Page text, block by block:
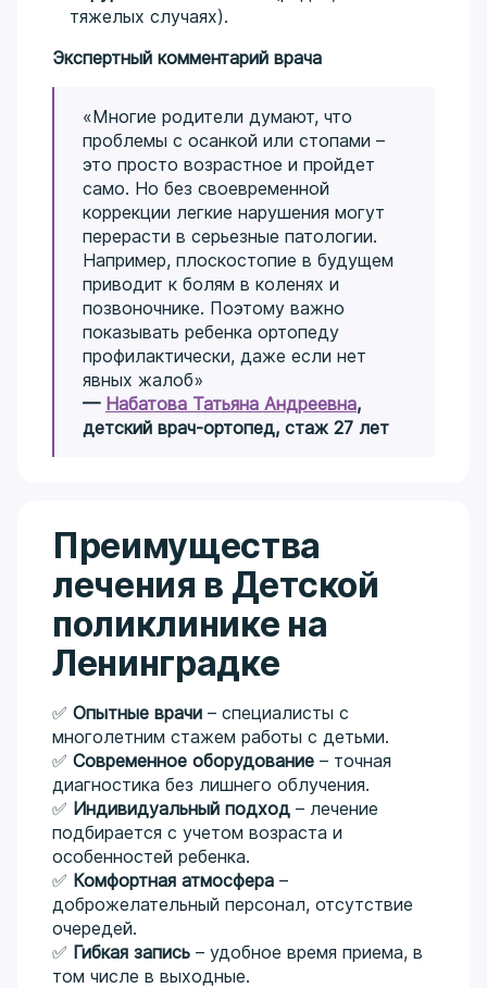
тяжелых случаях).
Экспертный комментарий врача
«Многие родители думают, что
проблемы с осанкой или стопами –
это просто возрастное и пройдет
само. Но без своевременной
коррекции легкие нарушения могут
перерасти в серьезные патологии.
Например, плоскостопие в будущем
приводит к болям в коленях и
позвоночнике. Поэтому важно
показывать ребенка ортопеду
профилактически, даже если нет
явных жалоб»
— Набатова Татьяна Андреевна,
детский врач-ортопед, стаж 27 лет
Преимущества
лечения в Детской
поликлинике на
Ленинградке
✅ Опытные врачи – специалисты с
многолетним стажем работы с детьми.
✅ Современное оборудование – точная
диагностика без лишнего облучения.
✅ Индивидуальный подход – лечение
подбирается с учетом возраста и
особенностей ребенка.
✅ Комфортная атмосфера –
доброжелательный персонал, отсутствие
очередей.
✅ Гибкая запись – удобное время приема, в
том числе в выходные.